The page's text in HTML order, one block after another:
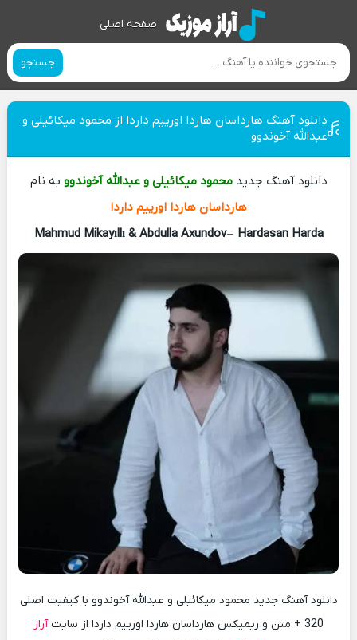
صفحه اصلی
جستجو
دانلود آهنگ هارداسان هاردا اورییم داردا از محمود میکائیلی و
عبدالله آخوندوو
دانلود آهنگ جدیدمحمود میکائیلی و عبدالله آخوندوو به نام
هارداسان هاردا اورییم داردا
Mahmud Mikayıllı & Abdulla Axundov– Hardasan Harda
دانلود آهنگ جدید محمود میکائیلی و عبدالله آخوندوو با کیفیت اصلی
320 + متن و ریمیکس هارداسان هاردا اورییم داردا از سایت
آراز